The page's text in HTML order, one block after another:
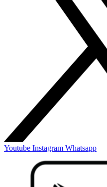
Youtube Instagram Whatsapp